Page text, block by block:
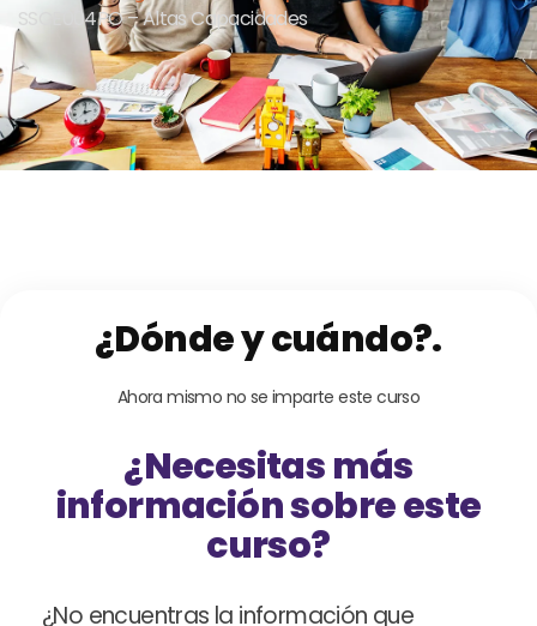
SSCE004PO – Altas Capacidades
¿Dónde y cuándo?.
Ahora mismo no se imparte este curso
¿Necesitas más
información sobre este
curso?
¿No encuentras la información que